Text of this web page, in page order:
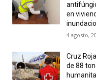
en
4 agosto,
Cruz
de 88